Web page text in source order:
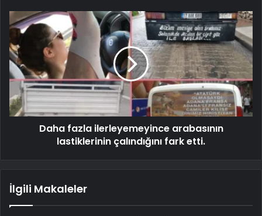
Daha fazla ilerleyemeyince arabasının
lastiklerinin çalındığını fark etti.
İlgili Makaleler